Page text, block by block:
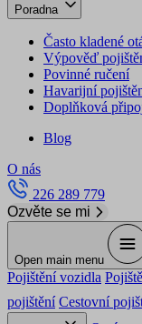
Poradna
Často kladené
Výpověď
Povinné ručení
Havarijní
Doplňková
Blog
O nás
226 289 779
Ozvěte se mi
Open main menu
Pojištění vozidla
pojištění Cestovní